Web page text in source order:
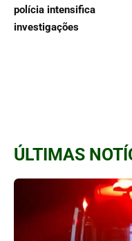
polícia intensifica
investigações
ÚLTIMAS